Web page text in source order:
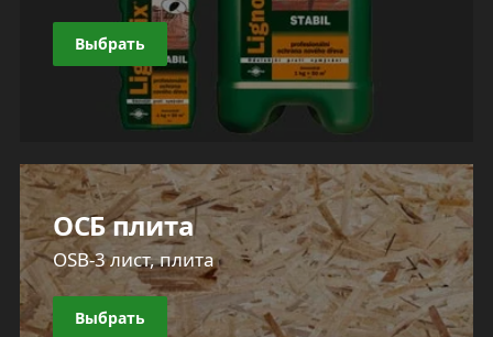
Выбрать
ОСБ плита
OSB-3 лист, плита
Выбрать